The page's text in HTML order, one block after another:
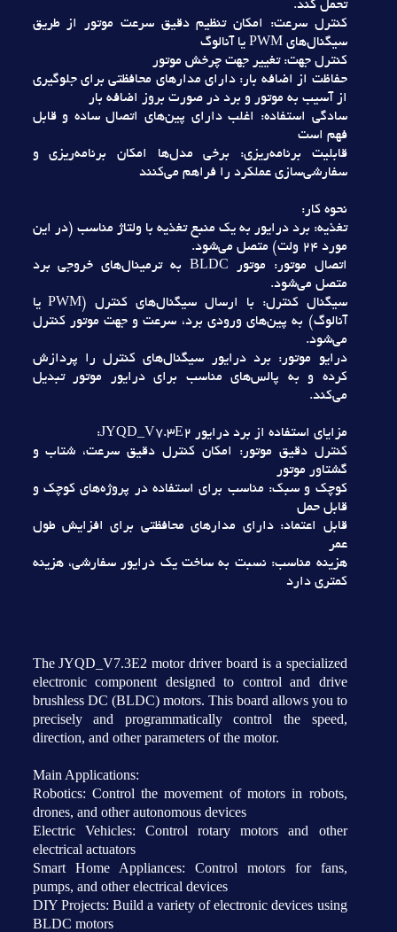
تحمل کند.
کنترل سرعت: امکان تنظيم دقيق سرعت موتور از طريق
سيگنال‌هاي PWM يا آنالوگ
کنترل جهت: تغيير جهت چرخش موتور
حفاظت از اضافه بار: داراي مدارهاي محافظتي براي جلوگيري
از آسيب به موتور و برد در صورت بروز اضافه بار
سادگي استفاده: اغلب داراي پين‌هاي اتصال ساده و قابل
فهم است
قابليت برنامه‌ريزي: برخي مدل‌ها امکان برنامه‌ريزي و
سفارشي‌سازي عملکرد را فراهم مي‌کنند
نحوه کار:
تغذيه: برد درايور به يک منبع تغذيه با ولتاژ مناسب (در اين
مورد 24 ولت) متصل مي‌شود.
اتصال موتور: موتور BLDC به ترمينال‌هاي خروجي برد
متصل مي‌شود.
سيگنال کنترل: با ارسال سيگنال‌هاي کنترل (PWM يا
آنالوگ) به پين‌هاي ورودي برد، سرعت و جهت موتور کنترل
مي‌شود.
درايو موتور: برد درايور سيگنال‌هاي کنترل را پردازش
کرده و به پالس‌هاي مناسب براي درايور موتور تبديل
مي‌کند.
مزاياي استفاده از برد درايور JYQD_V7.3E2:
کنترل دقيق موتور: امکان کنترل دقيق سرعت، شتاب و
گشتاور موتور
کوچک و سبک: مناسب براي استفاده در پروژه‌هاي کوچک و
قابل حمل
قابل اعتماد: داراي مدارهاي محافظتي براي افزايش طول
عمر
هزينه مناسب: نسبت به ساخت يک درايور سفارشي، هزينه
کمتري دارد
The JYQD_V7.3E2 motor driver board is a specialized
electronic component designed to control and drive
brushless DC (BLDC) motors. This board allows you to
precisely and programmatically control the speed,
direction, and other parameters of the motor.
Main Applications:
Robotics: Control the movement of motors in robots,
drones, and other autonomous devices
Electric Vehicles: Control rotary motors and other
electrical actuators
Smart Home Appliances: Control motors for fans,
pumps, and other electrical devices
DIY Projects: Build a variety of electronic devices using
BLDC motors